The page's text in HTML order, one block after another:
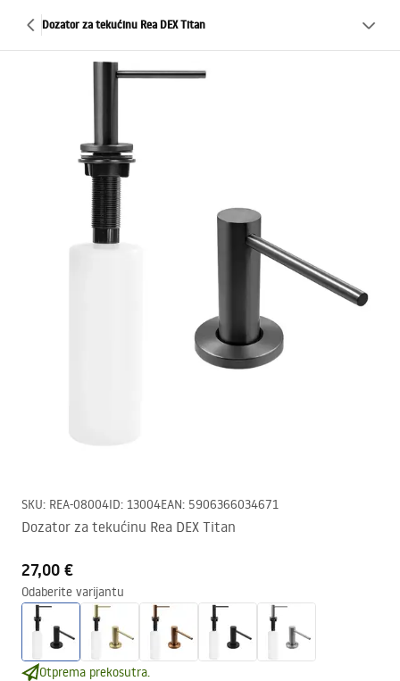
Dozator za tekućinu Rea DEX Titan
SKU: REA-08004ID: 13004EAN: 5906366034671
Dozator za tekućinu Rea DEX Titan
27,00 €
Odaberite varijantu
Otprema prekosutra.